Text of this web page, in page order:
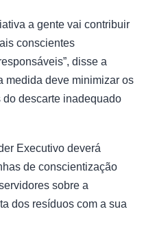
a gente vai contribuir
conscientes
disse a
medida deve minimizar os
descarte inadequado
Executivo deverá
de conscientização
sobre a
dos resíduos com a sua